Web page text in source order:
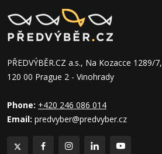
PŘEDVÝBĚR.CZ a.s., Na Kozacce 1289/7,
120 00 Prague 2 - Vinohrady
Phone: +420 246 086 014
Email: predvyber@predvyber.cz